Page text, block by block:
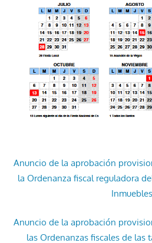
Anuncio de la aprobación
la Ordenanza fiscal reguladora
Inmuebles
Anuncio de la aprobación
las Ordenanzas fiscales de las